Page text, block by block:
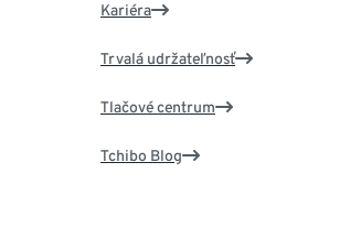
Kariéra
Trvalá udržateľnosť
Tlačové centrum
Tchibo Blog